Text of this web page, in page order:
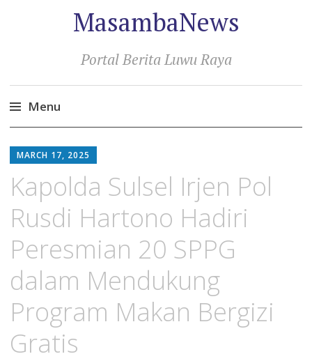
MasambaNews
Portal Berita Luwu Raya
Menu
to
MARCH 17, 2025
Kapolda Sulsel Irjen Pol
Rusdi Hartono Hadiri
Peresmian 20 SPPG
dalam Mendukung
Program Makan Bergizi
Gratis